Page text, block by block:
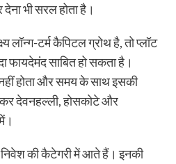
भी सरल होता है।
टर्म कैपिटल ग्रोथ है, तो प्लॉट
फायदेमंद साबित हो सकता है।
होता और समय के साथ इसकी
देवनहल्ली, होसकोटे और
निवेश की कैटेगरी में आते हैं। इनकी